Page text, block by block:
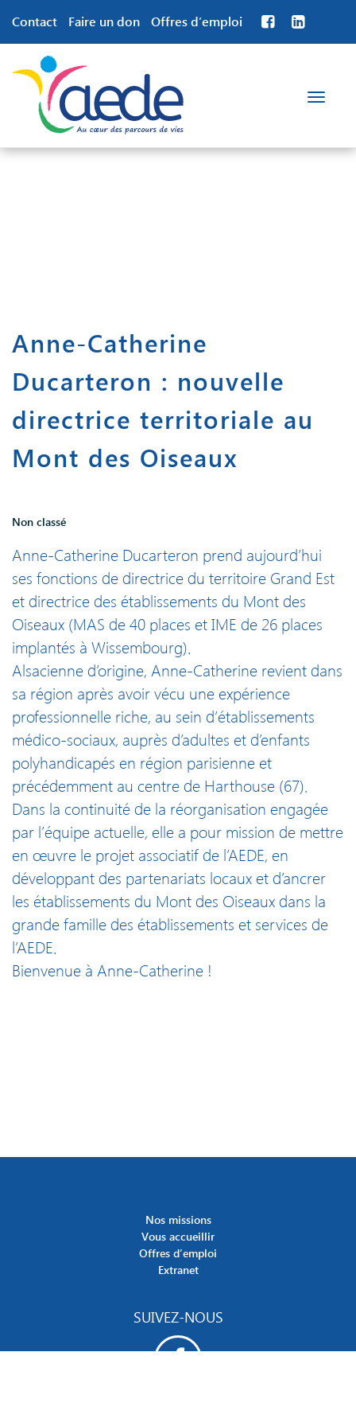
Contact Faire un don Offres d’emploi
Toggle
Anne-Catherine
Ducarteron : nouvelle
directrice territoriale au
Mont des Oiseaux
Non classé
Anne-Catherine Ducarteron prend aujourd’hui
ses fonctions de directrice du territoire Grand Est
et directrice des établissements du Mont des
Oiseaux (MAS de 40 places et IME de 26 places
implantés à Wissembourg).
Alsacienne d’origine, Anne-Catherine revient dans
sa région après avoir vécu une expérience
professionnelle riche, au sein d’établissements
médico-sociaux, auprès d’adultes et d’enfants
polyhandicapés en région parisienne et
précédemment au centre de Harthouse (67).
Dans la continuité de la réorganisation engagée
par l’équipe actuelle, elle a pour mission de mettre
en œuvre le projet associatif de l’AEDE, en
développant des partenariats locaux et d’ancrer
les établissements du Mont des Oiseaux dans la
grande famille des établissements et services de
l’AEDE.
Bienvenue à Anne-Catherine !
Nos missions
Vous accueillir
Offres d’emploi
Extranet
SUIVEZ-NOUS